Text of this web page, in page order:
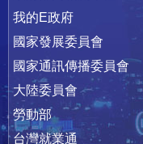
我的E政府
國家發展委員會
國家通訊傳播委員會
大陸委員會
勞動部
台灣就業通